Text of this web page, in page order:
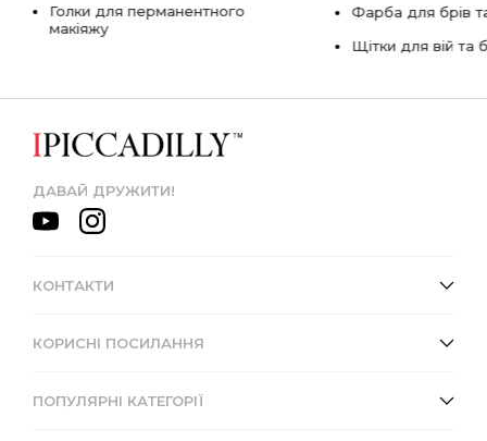
Голки для перманентного
макіяжу
Фарба для брів
Щітки для вій та
ДАВАЙ ДРУЖИТИ!
КОНТАКТИ
КОРИСНІ ПОСИЛАННЯ
ПОПУЛЯРНІ КАТЕГОРІЇ